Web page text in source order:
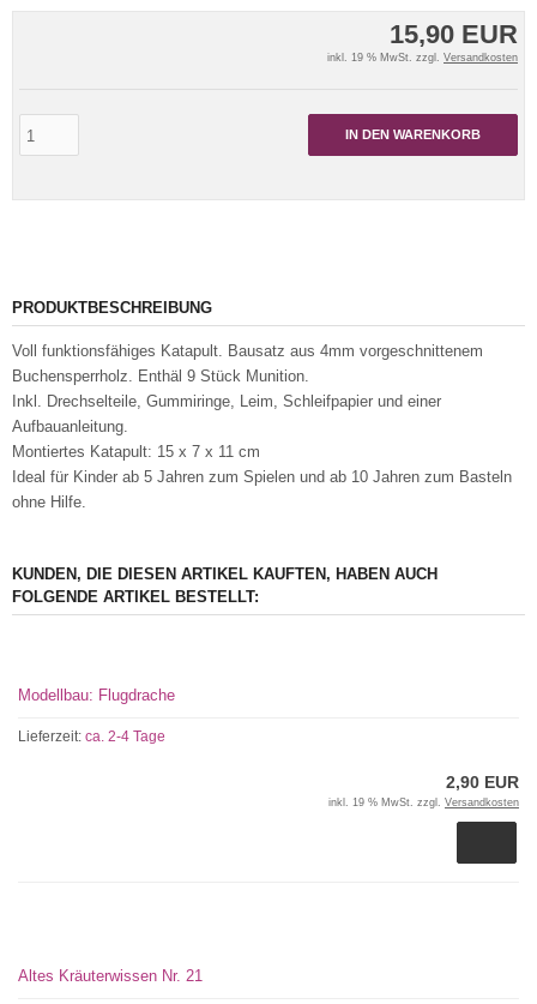
15,90 EUR
inkl. 19 % MwSt. zzgl. Versandkosten
IN DEN WARENKORB
PRODUKTBESCHREIBUNG
Voll funktionsfähiges Katapult. Bausatz aus 4mm vorgeschnittenem
Buchensperrholz. Enthäl 9 Stück Munition.
Inkl. Drechselteile, Gummiringe, Leim, Schleifpapier und einer
Aufbauanleitung.
Montiertes Katapult: 15 x 7 x 11 cm
Ideal für Kinder ab 5 Jahren zum Spielen und ab 10 Jahren zum Basteln
ohne Hilfe.
KUNDEN, DIE DIESEN ARTIKEL KAUFTEN, HABEN AUCH
FOLGENDE ARTIKEL BESTELLT:
Modellbau: Flugdrache
Lieferzeit: ca. 2-4 Tage
2,90 EUR
inkl. 19 % MwSt. zzgl. Versandkosten
Altes Kräuterwissen Nr. 21